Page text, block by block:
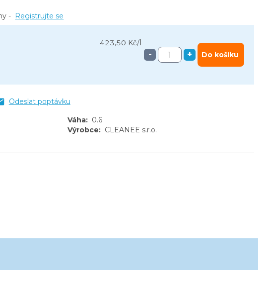
423,50 Kč/
- + Do košíku
- Registrujte se
Odeslat poptávku
Váha: 0.6
Výrobce: CLEANEE s.r.o.